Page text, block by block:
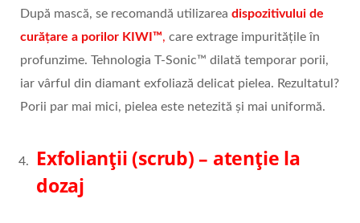
După mască, se recomandă utilizarea dispozitivului de
curățare a porilor KIWI™, care extrage impuritățile în
profunzime. Tehnologia T-Sonic™ dilată temporar porii,
iar vârful din diamant exfoliază delicat pielea. Rezultatul?
Porii par mai mici, pielea este netezită și mai uniformă.
Exfolianții (scrub) – atenție la
dozaj